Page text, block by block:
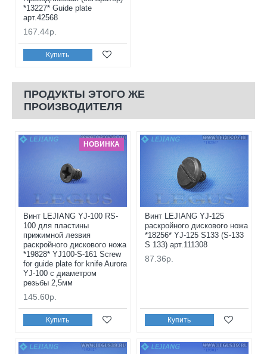
*13227* Guide plate
арт.42568
167.44р.
Купить
ПРОДУКТЫ ЭТОГО ЖЕ
ПРОИЗВОДИТЕЛЯ
НОВИНКА
Винт LEJIANG YJ-100 RS-
100 для пластины
прижимной лезвия
раскройного дискового ножа
*19828* YJ100-S-161 Screw
for guide plate for knife Aurora
YJ-100 с диаметром
резьбы 2,5мм
145.60р.
Купить
Винт LEJIANG YJ-125
раскройного дискового ножа
*18256* YJ-125 S133 (S-133
S 133) арт.111308
87.36р.
Купить